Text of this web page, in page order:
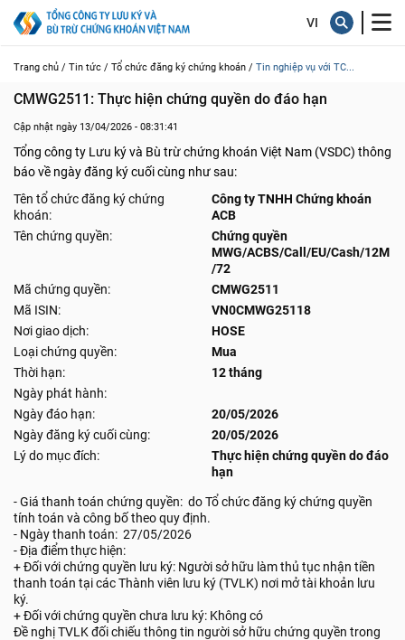
Trang chủ / Tin tức / Tổ chức đăng ký chứng khoán / Tin nghiệp vụ với TC...
CMWG2511: Thực hiện chứng quyền do đáo hạn
Cập nhật ngày 13/04/2026 - 08:31:41
Tổng công ty Lưu ký và Bù trừ chứng khoán Việt Nam (VSDC) thông
báo về ngày đăng ký cuối cùng như sau:
Tên tổ chức đăng ký chứng
khoán:
Công ty TNHH Chứng khoán
ACB
Tên chứng quyền:
Chứng quyền
MWG/ACBS/Call/EU/Cash/12M
/72
Mã chứng quyền:
CMWG2511
Mã ISIN:
VN0CMWG25118
Nơi giao dịch:
HOSE
Loại chứng quyền:
Mua
Thời hạn:
12 tháng
Ngày phát hành:
Ngày đáo hạn:
20/05/2026
Ngày đăng ký cuối cùng:
20/05/2026
Lý do mục đích:
Thực hiện chứng quyền do đáo
hạn
- Giá thanh toán chứng quyền: do Tổ chức đăng ký chứng quyền
tính toán và công bố theo quy định.
- Ngày thanh toán: 27/05/2026
- Địa điểm thực hiện:
+ Đối với chứng quyền lưu ký: Người sở hữu làm thủ tục nhận tiền
thanh toán tại các Thành viên lưu ký (TVLK) nơi mở tài khoản lưu
ký.
+ Đối với chứng quyền chưa lưu ký: Không có
Đề nghị TVLK đối chiếu thông tin người sở hữu chứng quyền trong